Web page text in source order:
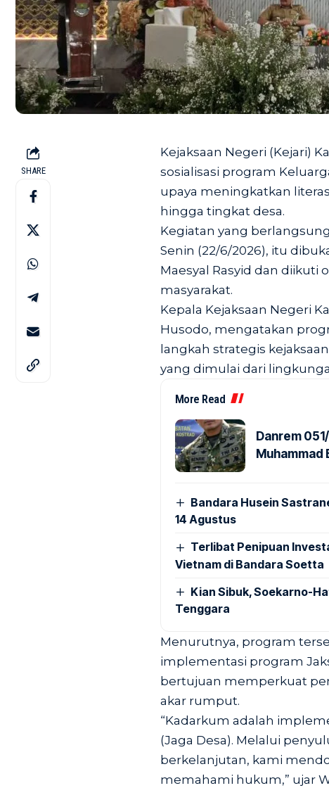
SHARE
Kejaksaan Negeri (Kejari)
sosialisasi program
upaya meningkatkan
hingga tingkat desa.
Kegiatan yang
Senin (22/6/2026), itu
Maesyal Rasyid dan diikuti
masyarakat.
Kepala Kejaksaan Negeri
Husodo, mengatakan
langkah strategis
yang dimulai dari
More Read
Danrem
Muhammad
Bandara Husein
14 Agustus
Terlibat Penipuan
Vietnam di Bandara Soetta
Kian Sibuk, Soekarno-
Tenggara
Menurutnya, program
implementasi program
bertujuan memperkuat
akar rumput.
“Kadarkum adalah
(Jaga Desa). Melalui
berkelanjutan, kami
memahami hukum,” ujar